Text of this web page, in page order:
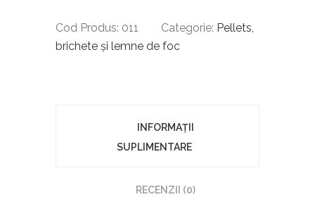
Cod Produs: 011 Categorie: Pellets,
brichete și lemne de foc
INFORMAȚII
SUPLIMENTARE
RECENZII (0)